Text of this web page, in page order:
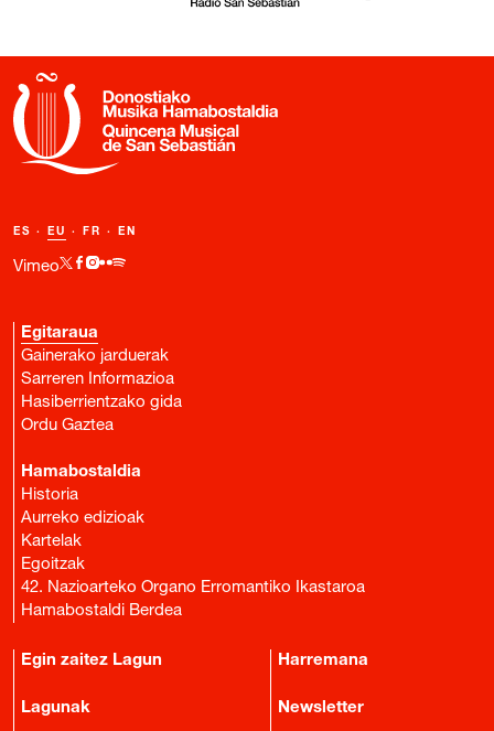
Vimeo
ES · EU · FR · EN
Egitaraua
Gainerako jarduerak
Sarreren Informazioa
Hasiberrientzako gida
Ordu Gaztea
Hamabostaldia
Historia
Aurreko edizioak
Kartelak
Egoitzak
42. Nazioarteko Organo Erromantiko Ikastaroa
Hamabostaldi Berdea
Egin zaitez Lagun
Lagunak
Harremana
Newsletter